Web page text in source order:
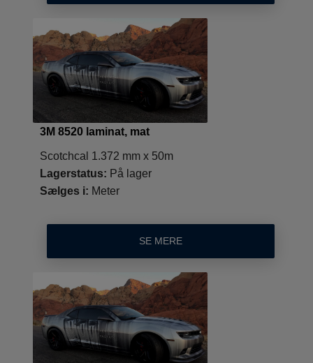
3M 8520 laminat, mat
Scotchcal 1.372 mm x 50m
Lagerstatus: På lager
Sælges i: Meter
SE MERE